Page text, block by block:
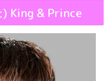
) King & Prince